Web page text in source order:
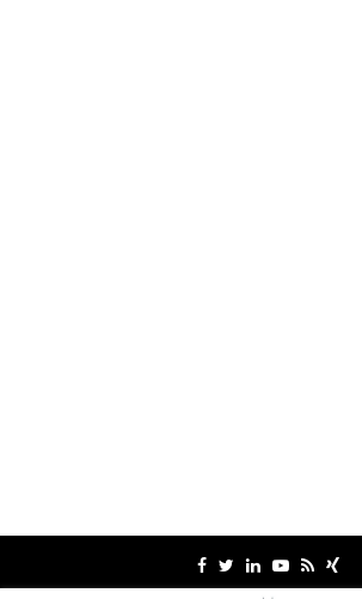
Facebook
TwitterLinkedinYoutube
RssXing